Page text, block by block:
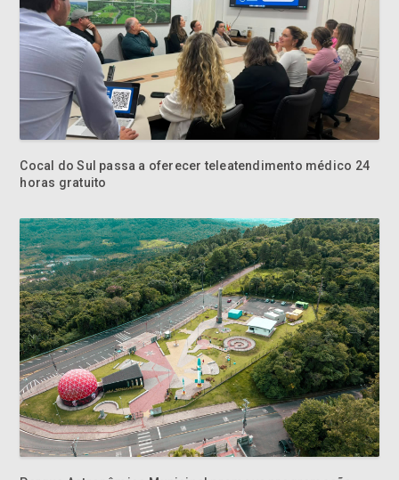
Cocal do Sul passa a oferecer teleatendimento médico 24
horas gratuito